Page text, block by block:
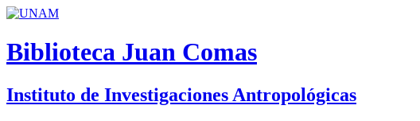
Biblioteca Juan Comas
Instituto de Investigaciones Antropológicas